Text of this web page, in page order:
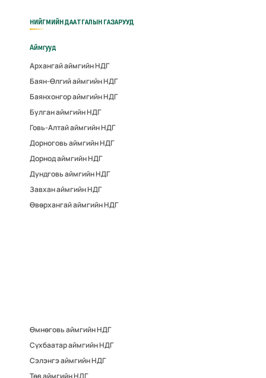
НИЙГМИЙН ДААТГАЛЫН ГАЗАРУУД
Аймгууд
Архангай аймгийн НДГ
Баян-Өлгий аймгийн НДГ
Баянхонгор аймгийн НДГ
Булган аймгийн НДГ
Говь-Алтай аймгийн НДГ
Дорноговь аймгийн НДГ
Дорнод аймгийн НДГ
Дундговь аймгийн НДГ
Завхан аймгийн НДГ
Өвөрхангай аймгийн НДГ
Өмнөговь аймгийн НДГ
Сүхбаатар аймгийн НДГ
Сэлэнгэ аймгийн НДГ
Төв аймгийн НДГ